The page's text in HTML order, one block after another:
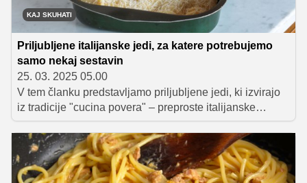
KAJ SKUHATI
Priljubljene italijanske jedi, za katere potrebujemo
samo nekaj sestavin
25. 03. 2025 05.00
V tem članku predstavljamo priljubljene jedi, ki izvirajo
iz tradicije "cucina povera" – preproste italijanske
kuhinje, ki jo odlikujeta iznajdljivost in spoštovanje
sestavin. Odkrijte, kako lahko iz le nekaj osnovnih živil
ustvarite okusne in nasitne italijanske jedi.